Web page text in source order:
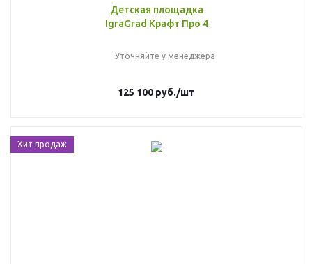
Детская площадка
IgraGrad Крафт Про 4
Уточняйте у менеджера
125 100 руб./шт
Хит продаж